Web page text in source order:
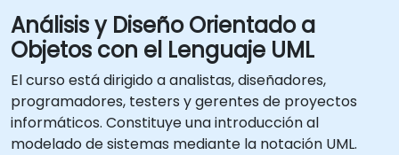
Análisis y Diseño Orientado a
Objetos con el Lenguaje UML
El curso está dirigido a analistas, diseñadores,
programadores, testers y gerentes de proyectos
informáticos. Constituye una introducción al
modelado de sistemas mediante la notación UML.